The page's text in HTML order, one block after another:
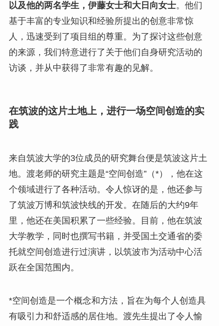
以及他的两名学生，伊藤女士和大日向女士。他们
基于丰富的专业知识和经验所提出的创意非常惊
人，迅速受到了项目组的尊重。为了探讨这些创意
的来源，我们特意进行了关于他们自身研究活动的
访谈，并从中获得了非常有趣的见解。
在筑波的这片土地上，进行一场空间创造的实
践
来自筑波大学的3位成员的研究舞台便是筑波这片土
地。渡老师的研究主题是“空间创造”（*），他在这
个领域进行了各种活动。令人惊讶的是，他还参与
了筑波万博和筑波快线的开发。在随后的大约9年
里，他还在美国积累了一些经验。目前，他在筑波
大学教学，同时也撰写书籍，并受国土交通省的委
托就空间创造进行过演讲，以筑波市为活动中心活
跃在全国范围内。
*空间创造是一个概念和方法，旨在为每个人创造具
有吸引力和舒适感的居住地。渡先生提出了令人愉